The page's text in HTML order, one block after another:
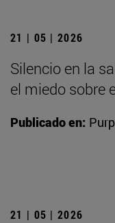
21 | 05 | 2026
Silencio en la
el miedo sobre
Publicado en:
21 | 05 | 2026